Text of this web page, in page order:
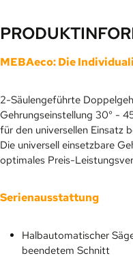
MEBAeco: Die
2-Säulengeführte
Gehrungseinstellung 30° -
für den universellen Einsatz
Die universell einsetzbare
optimales Preis-
Serienausstattung
Halbautomatischer
beendetem Schnitt